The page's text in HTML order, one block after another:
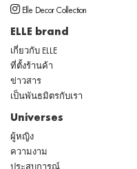
Elle Decor Collection
ELLE brand
เกี่ยวกับ ELLE
ที่ตั้งร้านค้า
ข่าวสาร
เป็นพันธมิตรกับเรา
Universes
ผู้หญิง
ความงาม